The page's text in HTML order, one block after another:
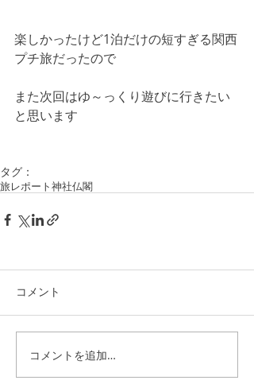
楽しかったけど1泊だけの短すぎる関西
プチ旅だったので
また次回はゆ～っくり遊びに行きたい
と思います
タグ：
旅レポート神社仏閣
コメント
コメントを追加…